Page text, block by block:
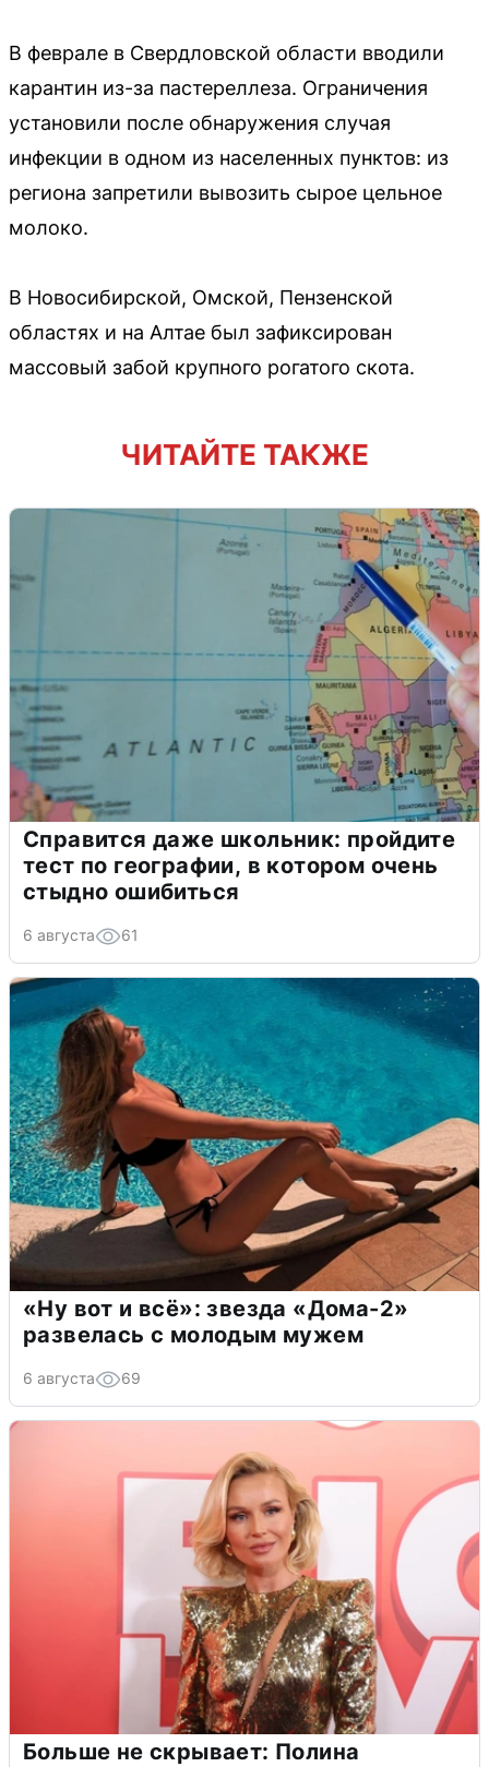
В феврале в Свердловской области вводили
карантин из-за пастереллеза. Ограничения
установили после обнаружения случая
инфекции в одном из населенных пунктов: из
региона запретили вывозить сырое цельное
молоко.
В Новосибирской, Омской, Пензенской
областях и на Алтае был зафиксирован
массовый забой крупного рогатого скота.
ЧИТАЙТЕ ТАКЖЕ
Справится даже школьник: пройдите
тест по географии, в котором очень
стыдно ошибиться
6 августа 61
«Ну вот и всё»: звезда «Дома-2»
развелась с молодым мужем
6 августа 69
Больше не скрывает: Полина